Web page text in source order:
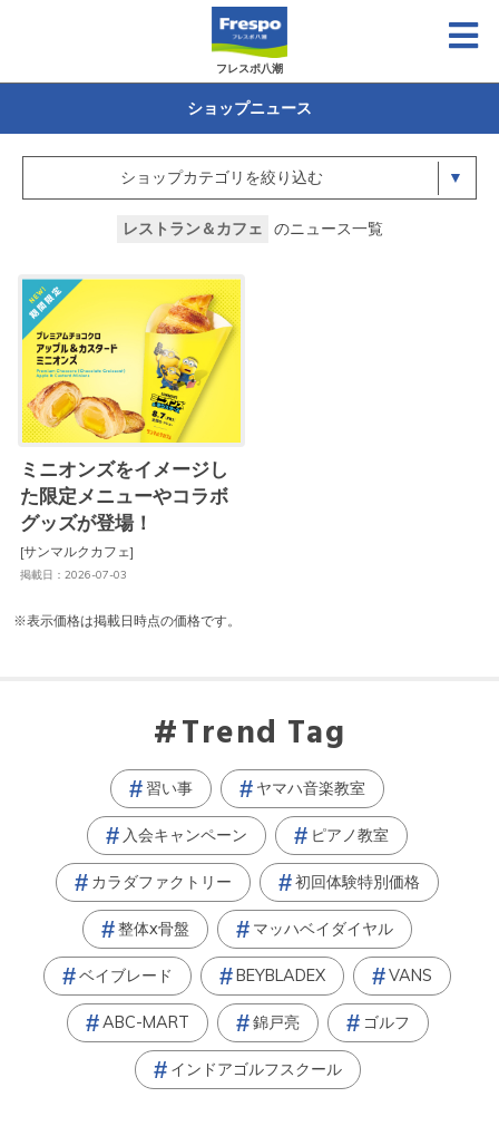
フレスポ八潮
ショップニュース
ショップカテゴリを絞り込む
レストラン＆カフェ のニュース一覧
ミニオンズをイメージし
た限定メニューやコラボ
グッズが登場！
[サンマルクカフェ]
掲載日：2026-07-03
※表示価格は掲載日時点の価格です。
Trend Tag
習い事 ヤマハ音楽教室
入会キャンペーン ピアノ教室
カラダファクトリー 初回体験特別価格
整体x骨盤 マッハベイダイヤル
ベイブレード BEYBLADEX VANS
ABC-MART 錦戸亮 ゴルフ
インドアゴルフスクール